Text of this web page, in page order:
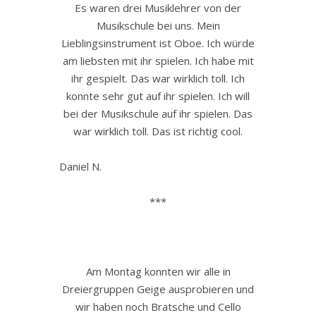
Es waren drei Musiklehrer von der
Musikschule bei uns. Mein
Lieblingsinstrument ist Oboe. Ich würde
am liebsten mit ihr spielen. Ich habe mit
ihr gespielt. Das war wirklich toll. Ich
konnte sehr gut auf ihr spielen. Ich will
bei der Musikschule auf ihr spielen. Das
war wirklich toll. Das ist richtig cool.
Daniel N.
***
Am Montag konnten wir alle in
Dreiergruppen Geige ausprobieren und
wir haben noch Bratsche und Cello